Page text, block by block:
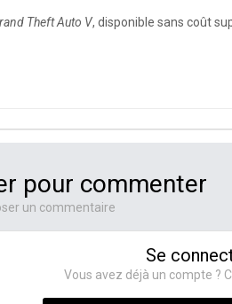
Theft Auto V, disponible sans coût
pour commenter
un commentaire
Se
Vous avez déjà un compte ?